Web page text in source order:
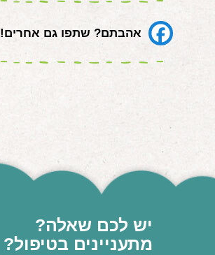
אהבתם? שתפו גם אחרים!
יש לכם שאלה?
מתעניינים בטיפול?